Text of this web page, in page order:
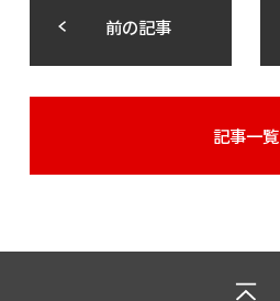
前の記事
記事一覧